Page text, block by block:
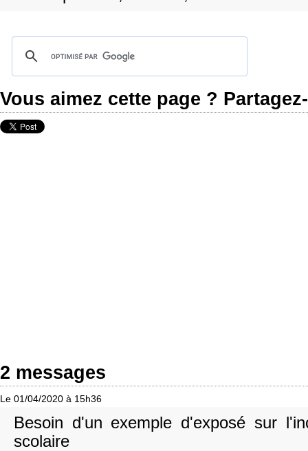
Vous aimez cette page ?
2 messages
Le 01/04/2020 à 15h36
Besoin d'un exemple d'exposé sur
scolaire